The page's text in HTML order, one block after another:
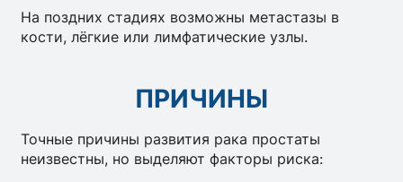
На поздних стадиях возможны метастазы в
кости, лёгкие или лимфатические узлы.
ПРИЧИНЫ
Точные причины развития рака простаты
неизвестны, но выделяют факторы риска: